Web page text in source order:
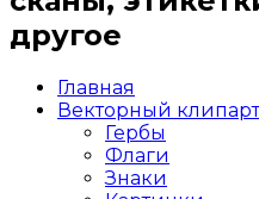
другое
Главная
Векторный клипарт
Гербы
Флаги
Знаки